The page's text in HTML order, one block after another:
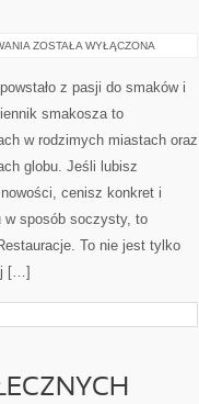
BARY,
KOKTAJLE
ZOSTAŁA WYŁĄCZONA
z pasji do smaków i
smakosza to
w rodzimych miastach oraz
globu. Jeśli lubisz
cenisz konkret i
sposób soczysty, to
To nie jest tylko
[…]